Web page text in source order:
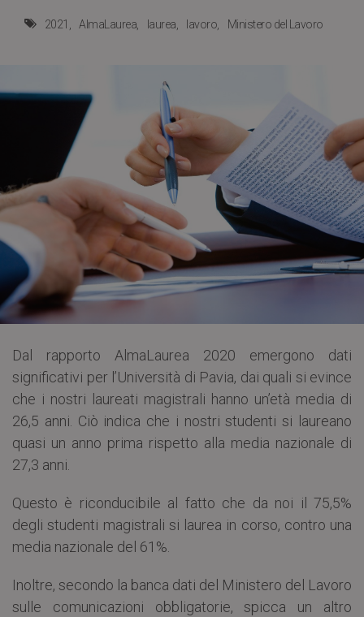
2021 AlmaLaurea laurea lavoro Ministero del Lavoro
Dal rapporto AlmaLaurea 2020 emergono dati
significativi per l’Università di Pavia, dai quali si evince
che i nostri laureati magistrali hanno un’età media di
26,5 anni. Ciò indica che i nostri studenti si laureano
quasi un anno prima rispetto alla media nazionale di
27,3 anni.
Questo è riconducibile al fatto che da noi il 75,5%
degli studenti magistrali si laurea in corso, contro una
media nazionale del 61%.
Inoltre, secondo la banca dati del Ministero del Lavoro
sulle comunicazioni obbligatorie, spicca un altro